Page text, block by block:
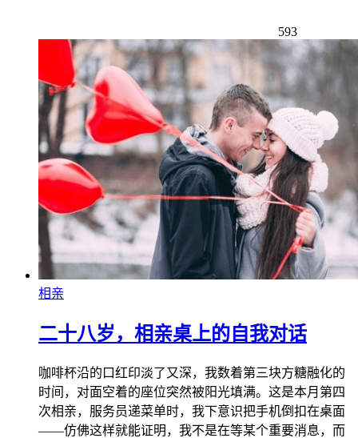
593
相亲
二十八岁，相亲桌上的自我对话
咖啡杯沿的口红印淡了又深，我数着第三块方糖融化的
时间，对面空着的座位突然被阳光填满。这是本月第四
次相亲，服务员递菜单时，我下意识把手机倒扣在桌面
——仿佛这样就能证明，我不是在等某个重要消息，而